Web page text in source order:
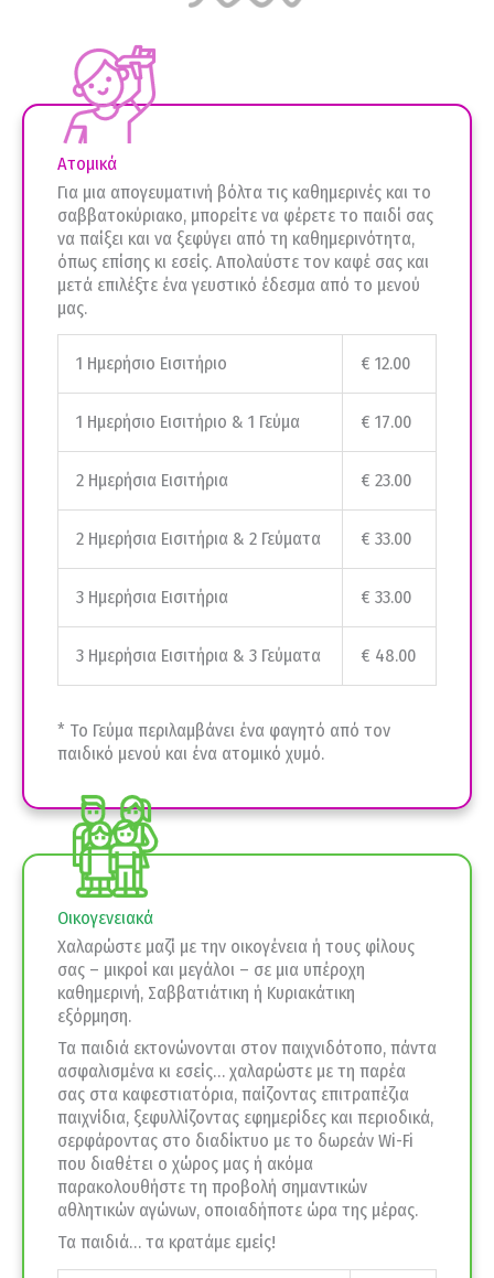
Ατομικά
Για μια απογευματινή βόλτα τις καθημερινές και το
σαββατοκύριακο, μπορείτε να φέρετε το παιδί σας
να παίξει και να ξεφύγει από τη καθημερινότητα,
όπως επίσης κι εσείς. Απολαύστε τον καφέ σας και
μετά επιλέξτε ένα γευστικό έδεσμα από το μενού
μας.
1 Ημερήσιο Εισιτήριο € 12.00
1 Ημερήσιο Εισιτήριο & 1 Γεύμα € 17.00
2 Ημερήσια Εισιτήρια € 23.00
2 Ημερήσια Εισιτήρια & 2 Γεύματα € 33.00
3 Ημερήσια Εισιτήρια € 33.00
3 Ημερήσια Εισιτήρια & 3 Γεύματα € 48.00
* Το Γεύμα περιλαμβάνει ένα φαγητό από τον
παιδικό μενού και ένα ατομικό χυμό.
Οικογενειακά
Χαλαρώστε μαζί με την οικογένεια ή τους φίλους
σας – μικροί και μεγάλοι – σε μια υπέροχη
καθημερινή, Σαββατιάτικη ή Κυριακάτικη
εξόρμηση.
Τα παιδιά εκτονώνονται στον παιχνιδότοπο, πάντα
ασφαλισμένα κι εσείς… χαλαρώστε με τη παρέα
σας στα καφεστιατόρια, παίζοντας επιτραπέζια
παιχνίδια, ξεφυλλίζοντας εφημερίδες και περιοδικά,
σερφάροντας στο διαδίκτυο με το δωρεάν Wi-Fi
που διαθέτει ο χώρος μας ή ακόμα
παρακολουθήστε τη προβολή σημαντικών
αθλητικών αγώνων, οποιαδήποτε ώρα της μέρας.
Τα παιδιά… τα κρατάμε εμείς!